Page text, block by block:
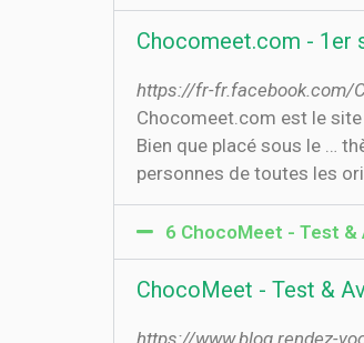
Chocomeet.com - 1er
https://fr-fr.facebook.com/
Chocomeet.com est le
Bien que placé sous le …
personnes de toutes les
6 ChocoMeet - Test &
ChocoMeet - Test &
https://www.blog.rendez-